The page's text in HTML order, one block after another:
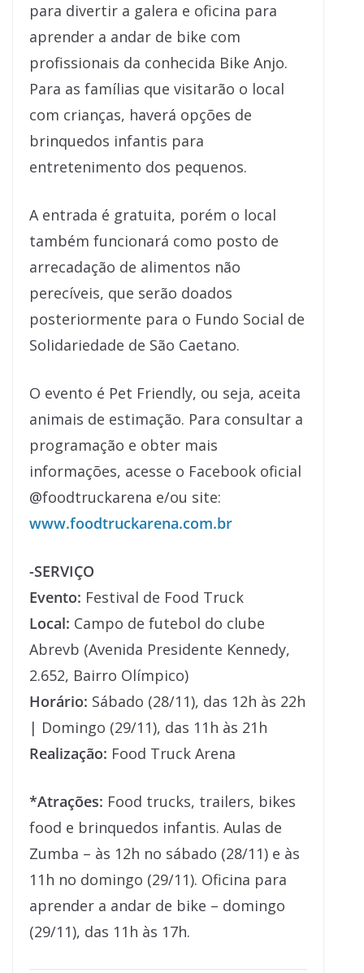
para divertir a galera e oficina para
aprender a andar de bike com
profissionais da conhecida Bike Anjo.
Para as famílias que visitarão o local
com crianças, haverá opções de
brinquedos infantis para
entretenimento dos pequenos.
A entrada é gratuita, porém o local
também funcionará como posto de
arrecadação de alimentos não
perecíveis, que serão doados
posteriormente para o Fundo Social de
Solidariedade de São Caetano.
O evento é Pet Friendly, ou seja, aceita
animais de estimação. Para consultar a
programação e obter mais
informações, acesse o Facebook oficial
@foodtruckarena e/ou site:
www.foodtruckarena.com.br
-SERVIÇO
Evento: Festival de Food Truck
Local: Campo de futebol do clube
Abrevb (Avenida Presidente Kennedy,
2.652, Bairro Olímpico)
Horário: Sábado (28/11), das 12h às 22h
| Domingo (29/11), das 11h às 21h
Realização: Food Truck Arena
*Atrações: Food trucks, trailers, bikes
food e brinquedos infantis. Aulas de
Zumba – às 12h no sábado (28/11) e às
11h no domingo (29/11). Oficina para
aprender a andar de bike – domingo
(29/11), das 11h às 17h.